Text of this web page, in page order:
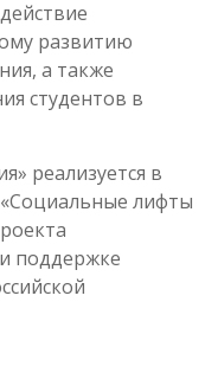
развитию
а также
студентов в
реализуется в
лифты
поддержке